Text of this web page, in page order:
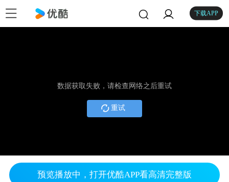
下载APP
数据获取失败，请检查网络之后重试
重试
预览播放中，打开优酷APP看高清完整版